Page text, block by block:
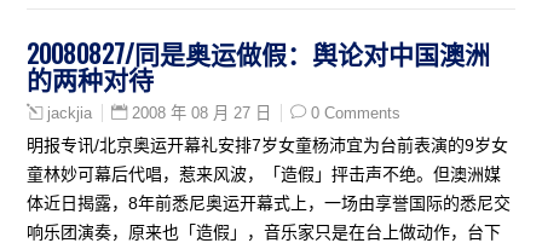
20080827/同是奥运做假：舆论对中国澳洲
的两种对待
jackjia 2008 年 08 月 27 日 0 Comments
明报专讯/北京奥运开幕礼安排7岁女童杨沛宜为台前表演的9岁女
童林妙可幕后代唱，惹来风波，「造假」抨击声不绝。但澳洲媒
体近日揭露，8年前悉尼奥运开幕式上，一场由享誉国际的悉尼交
响乐团演奏，原来也「造假」，音乐家只是在台上做动作，台下